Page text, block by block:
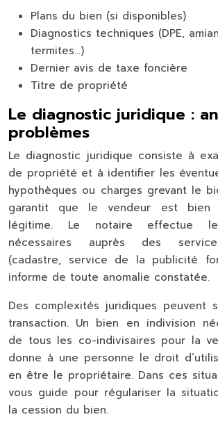
Plans du bien (si disponibles)
Diagnostics techniques (DPE,
termites…)
Dernier avis de taxe foncière
Titre de propriété
Le diagnostic juridique :
problèmes
Le diagnostic juridique consiste à
de propriété et à identifier les
hypothèques ou charges grevant le
garantit que le vendeur est bien
légitime. Le notaire effectue
nécessaires auprès des
(cadastre, service de la publicité
informe de toute anomalie constatée.
Des complexités juridiques peuvent
transaction. Un bien en indivision
de tous les co-indivisaires pour la
donne à une personne le droit
en être le propriétaire. Dans ces
vous guide pour régulariser la
la cession du bien.